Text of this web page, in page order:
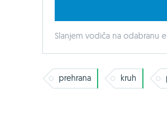
Slanjem vodiča na odabranu
prehrana kruh